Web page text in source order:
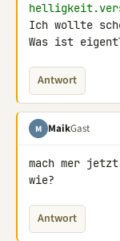
Ich wollte
Was ist
Antwort
M MaikGast
mach mer
wie?
Antwort